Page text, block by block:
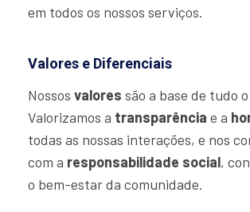
em todos os nossos serviços.
Valores e Diferenciais
Nossos valores são a base de tudo
Valorizamos a transparência e a
todas as nossas interações, e nos
com a responsabilidade social,
o bem-estar da comunidade.